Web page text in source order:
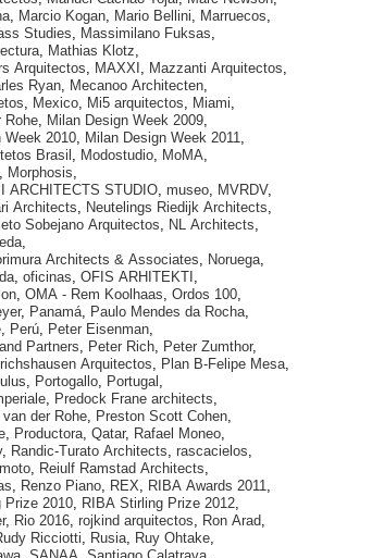
, Marcio Kogan, Mario Bellini, Marruecos,
Studies, Massimilano Fuksas,
, Mathias Klotz,
Arquitectos, MAXXI , Mazzanti Arquitectos,
Ryan, Mecanoo Architecten,
, Mexico, Mi5 arquitectos, Miami,
Rohe, Milan Design Week 2009,
Week 2010, Milan Design Week 2011,
Brasil , Modostudio, MoMA,
, Morphosis,
ARCHITECTS STUDIO, museo, MVRDV,
Architects, Neutelings Riedijk Architects,
Sobejano Arquitectos, NL Architects,
,
Architects & Associates, Noruega,
, oficinas, OFIS ARHITEKTI ,
, OMA - Rem Koolhaas, Ordos 100,
, Panamá, Paulo Mendes da Rocha,
, Perú, Peter Eisenman,
Partners, Peter Rich, Peter Zumthor,
Arquitectos, Plan B-Felipe Mesa,
, Portogallo, Portugal ,
, Predock Frane architects,
der Rohe, Preston Scott Cohen,
, Productora, Qatar, Rafael Moneo,
, Randic-Turato Architects, rascacielos,
, Reiulf Ramstad Architects,
, Renzo Piano, REX, RIBA Awards 2011,
Prize 2010, RIBA Stirling Prize 2012,
, Rio 2016, rojkind arquitectos, Ron Arad,
Ricciotti, Rusia, Ruy Ohtake,